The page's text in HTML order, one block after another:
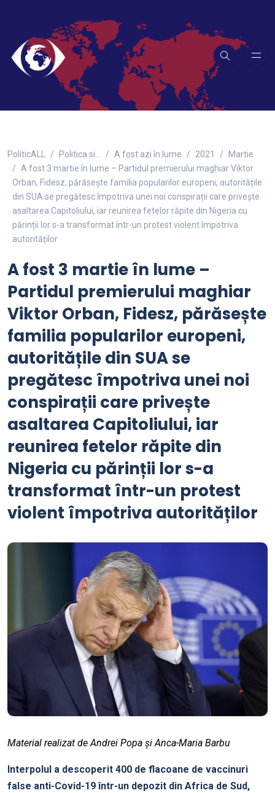
PoliticALL Politica si… A fost azi în lume 2021
Martie
A fost 3 martie în lume – Partidul premierului maghiar Viktor
Orban, Fidesz, părăsește familia popularilor europeni, autoritățile
din SUA se pregătesc împotriva unei noi conspirații care privește
asaltarea Capitoliului, iar reunirea fetelor răpite din Nigeria cu
părinții lor s-a transformat într-un protest violent împotriva
autorităților
A fost 3 martie în lume –
Partidul premierului maghiar
Viktor Orban, Fidesz, părăsește
familia popularilor europeni,
autoritățile din SUA se
pregătesc împotriva unei noi
conspirații care privește
asaltarea Capitoliului, iar
reunirea fetelor răpite din
Nigeria cu părinții lor s-a
transformat într-un protest
violent împotriva autorităților
Material realizat de Andrei Popa și Anca-Maria Barbu
Interpolul a descoperit 400 de flacoane de vaccinuri
false anti-Covid-19 într-un depozit din Africa de Sud,